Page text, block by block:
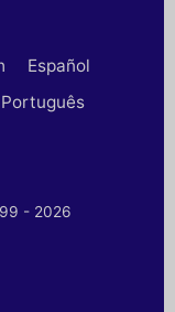
Español
Português
- 2026